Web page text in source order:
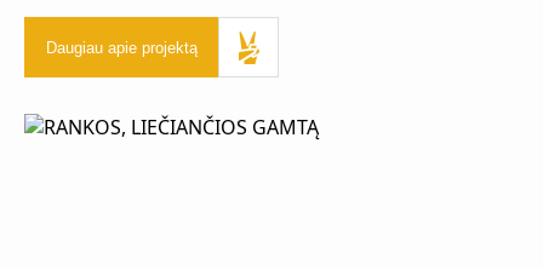
Daugiau apie projektą